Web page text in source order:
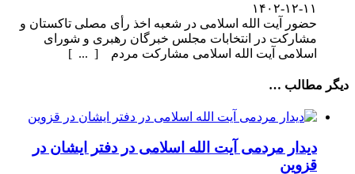
۱۴۰۲-۱۲-۱۱
حضور آیت الله اسلامی در شعبه اخذ رأی مصلی تاکستان و
مشارکت در انتخابات مجلس خبرگان رهبری و شورای
اسلامی آیت الله اسلامی مشارکت مردم [ ... ]
دیگر مطالب …
دیدار مردمی آیت الله اسلامی در دفتر ایشان در
قزوین